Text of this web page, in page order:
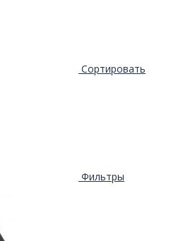
Сортировать
Фильтры